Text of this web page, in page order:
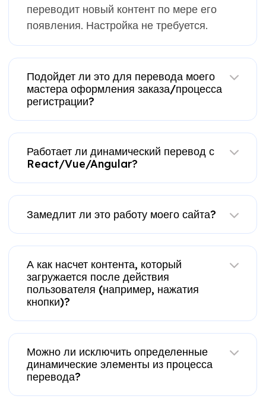
переводит новый контент по мере его
появления. Настройка не требуется.
Подойдет ли это для перевода моего
мастера оформления заказа/процесса
регистрации?
Работает ли динамический перевод с
React/Vue/Angular?
Замедлит ли это работу моего сайта?
А как насчет контента, который
загружается после действия
пользователя (например, нажатия
кнопки)?
Можно ли исключить определенные
динамические элементы из процесса
перевода?